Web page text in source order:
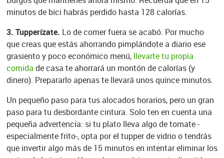
minutos de bici habrás perdido hasta 128 calorías.
3. Tupperízate. Lo de comer fuera se acabó. Por mucho
que creas que estás ahorrando pimplándote a diario ese
grasiento y poco económico menú, llevarte tu propia
comida de casa te ahorrará un montón de calorías (y
dinero). Prepararlo apenas te llevará unos quince minutos.
Un pequeño paso para tus alocados horarios, pero un gran
paso para tu desbordante cintura. Solo ten en cuenta una
pequeña advertencia: si tu plato lleva algo de tomate -
especialmente frito-, opta por el tupper de vidrio o tendrás
que invertir algo más de 15 minutos en intentar eliminar los